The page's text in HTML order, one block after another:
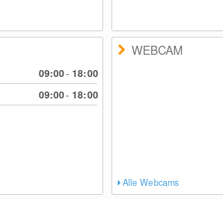
09:00- 18:00
09:00- 18:00
WEBCAM
Alle Webcams